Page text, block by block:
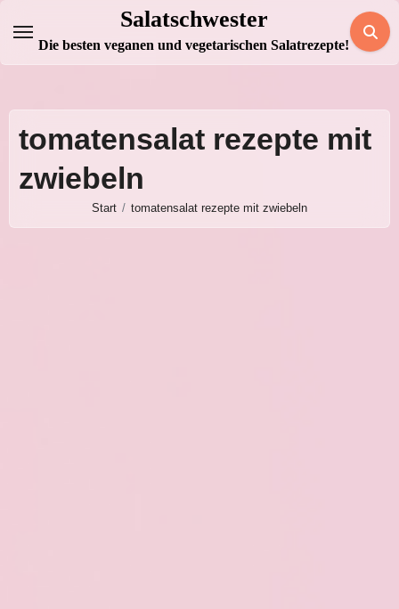
Inhalt
springen
Salatschwester
Die besten veganen und vegetarischen Salatrezepte!
tomatensalat rezepte mit
zwiebeln
Start tomatensalat rezepte mit zwiebeln